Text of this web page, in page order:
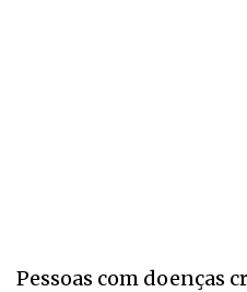
Pessoas com doenças